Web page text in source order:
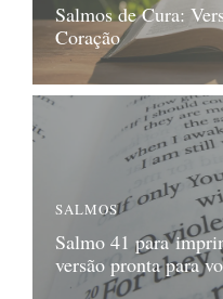
Salmos de Cura:
Coração
SALMOS
Salmo 41 para
versão pronta para